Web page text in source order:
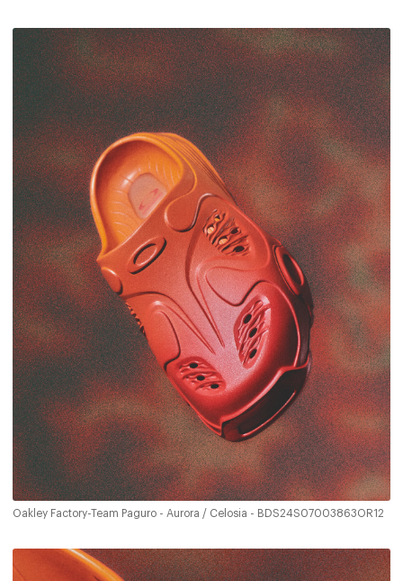
Oakley Factory-Team Paguro - Aurora / Celosia - BDS24S07003863OR12